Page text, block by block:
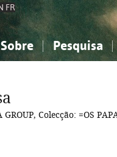
FR
Sobre Pesquisa
Ciências sociais...
Arte, desporto...
Ciências sociais...
Arte, desporto...
Colecção: =OS